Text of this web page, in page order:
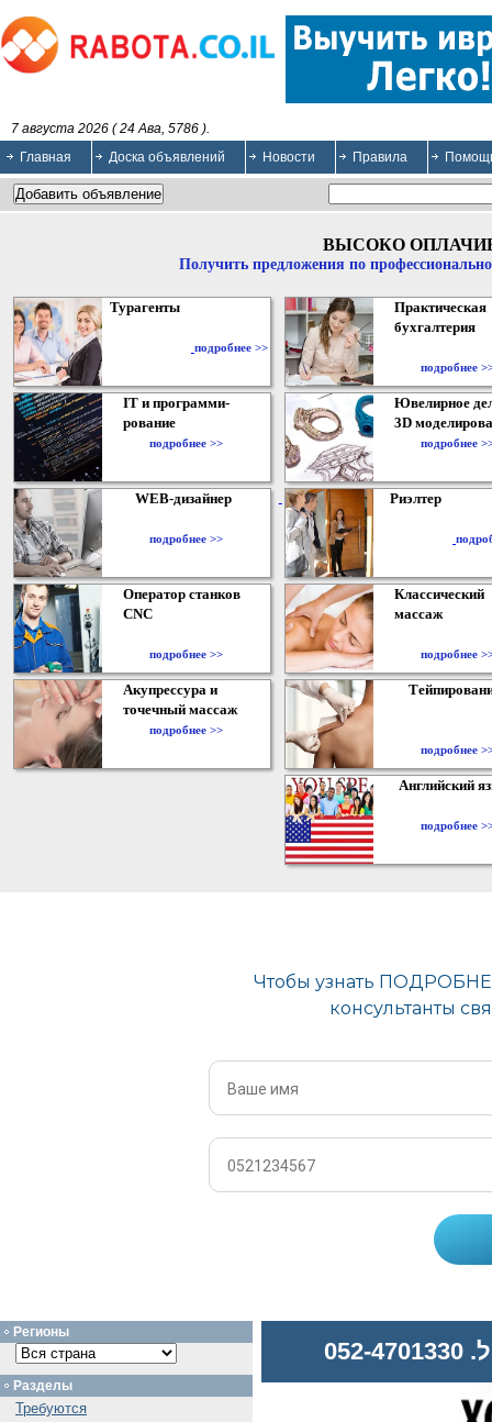
7 августа 2026 ( 24 Ава, 5786 ).
Главная
Доска объявлений Новости Правила
ВЫСОКО
Получить предложения по
Турагенты
подробнее >>
Практическая
бухгалтерия
подробнее
IT и программи-
рование
подробнее >>
Ювелирное
3D
подробнее
WEB-дизайнер
подробнее >>
Риэлтер
Оператор станков
CNC
подробнее >>
Классический
массаж
подробнее
Акупрессура и
точечный массаж
подробнее >>
подробнее
Английский
подробнее
Регионы
Разделы
Требуются